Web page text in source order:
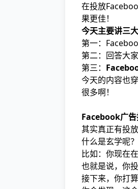
在投放
果更佳！
今天主要讲三大
第一：
第二：回答大
第三：
今天的内容也
很多啊！
Facebook广告
其实真正有投
什么是玄学呢？
比如：你现在
也就是说，你
接下来，你打